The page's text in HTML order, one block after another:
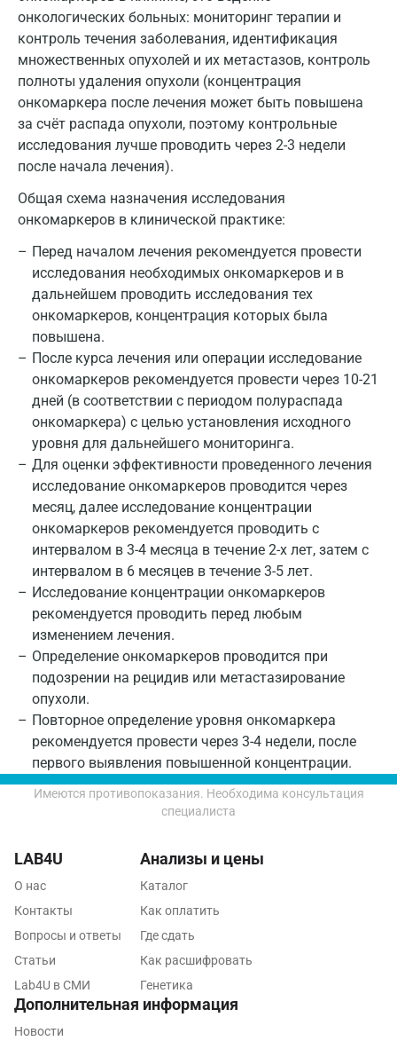
онкологических больных: мониторинг терапии и
контроль течения заболевания, идентификация
множественных опухолей и их метастазов, контроль
полноты удаления опухоли (концентрация
онкомаркера после лечения может быть повышена
за счёт распада опухоли, поэтому контрольные
исследования лучше проводить через 2-3 недели
после начала лечения).
Общая схема назначения исследования
онкомаркеров в клинической практике:
Перед началом лечения рекомендуется провести
исследования необходимых онкомаркеров и в
дальнейшем проводить исследования тех
онкомаркеров, концентрация которых была
повышена.
После курса лечения или операции исследование
онкомаркеров рекомендуется провести через 10-21
дней (в соответствии с периодом полураспада
онкомаркера) с целью установления исходного
уровня для дальнейшего мониторинга.
Для оценки эффективности проведенного лечения
исследование онкомаркеров проводится через
месяц, далее исследование концентрации
онкомаркеров рекомендуется проводить с
интервалом в 3-4 месяца в течение 2-х лет, затем с
интервалом в 6 месяцев в течение 3-5 лет.
Исследование концентрации онкомаркеров
рекомендуется проводить перед любым
изменением лечения.
Определение онкомаркеров проводится при
подозрении на рецидив или метастазирование
опухоли.
Повторное определение уровня онкомаркера
рекомендуется провести через 3-4 недели, после
первого выявления повышенной концентрации.
Нижнекамск
Новокузнецк
Новороссийск
Новосибирск
Ногинск
Одинцово
Омск
Орел
Оренбург
Орехово-Зуево
Павловский посад
Пенза
Пермь
Петрозаводск
Подольск
Псков
Пушкин
Пушкино
Пятигорск
Раменское
Реутов
Ростов-на-Дону
Саратов
Сергиев Посад
Серпухов
Смоленск
Имеются противопоказания. Необходима консультация
специалиста
LAB4U
О нас
Контакты
Вопросы и ответы
Статьи
Lab4U в СМИ
Анализы и цены
Каталог
Как оплатить
Где сдать
Как расшифровать
Генетика
Дополнительная информация
Новости